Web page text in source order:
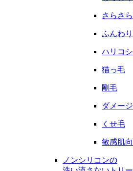
さらさら
ふんわり
ハリコシ
猫っ毛
剛毛
ダメー
くせ毛
敏感肌
ノンシリコンの